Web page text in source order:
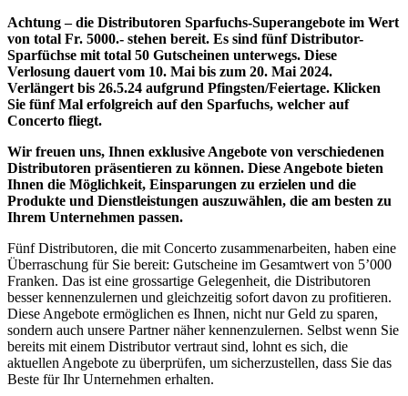
Achtung – die Distributoren Sparfuchs-Superangebote im Wert
von total Fr. 5000.- stehen bereit. Es sind fünf Distributor-
Sparfüchse mit total 50 Gutscheinen unterwegs. Diese
Verlosung dauert vom 10. Mai bis zum 20. Mai 2024.
Verlängert bis 26.5.24 aufgrund Pfingsten/Feiertage. Klicken
Sie fünf Mal erfolgreich auf den Sparfuchs, welcher auf
Concerto fliegt.
Wir freuen uns, Ihnen exklusive Angebote von verschiedenen
Distributoren präsentieren zu können. Diese Angebote bieten
Ihnen die Möglichkeit, Einsparungen zu erzielen und die
Produkte und Dienstleistungen auszuwählen, die am besten zu
Ihrem Unternehmen passen.
Fünf Distributoren, die mit Concerto zusammenarbeiten, haben eine
Überraschung für Sie bereit: Gutscheine im Gesamtwert von 5’000
Franken. Das ist eine grossartige Gelegenheit, die Distributoren
besser kennenzulernen und gleichzeitig sofort davon zu profitieren.
Diese Angebote ermöglichen es Ihnen, nicht nur Geld zu sparen,
sondern auch unsere Partner näher kennenzulernen. Selbst wenn Sie
bereits mit einem Distributor vertraut sind, lohnt es sich, die
aktuellen Angebote zu überprüfen, um sicherzustellen, dass Sie das
Beste für Ihr Unternehmen erhalten.